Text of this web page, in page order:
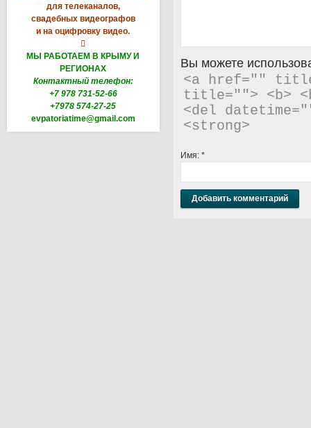
для телеканалов,
свадебных видеографов
и на оцифровку видео.

МЫ РАБОТАЕМ В КРЫМУ И
РЕГИОНАХ
Контактный телефон:
+7 978 731-52-66
+7978 574-27-25
evpatoriatime@gmail.com
Вы можете
<a href=""
title=""> <b>
<del
<strong>
Имя: *